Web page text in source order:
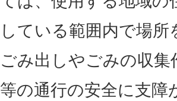
している範囲内で場所
ごみ出しやごみの収集
等の通行の安全に支